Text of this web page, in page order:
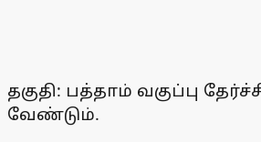
தகுதி: பத்தாம் வகுப்பு
வேண்டும்.